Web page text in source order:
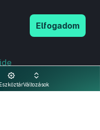
EszköztárVáltozások
ide
Elfogadom